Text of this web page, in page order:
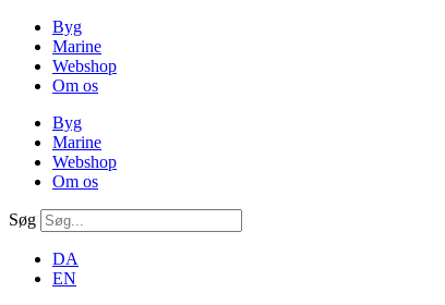
Byg
Marine
Webshop
Om os
Byg
Marine
Webshop
Om os
Søg
DA
EN